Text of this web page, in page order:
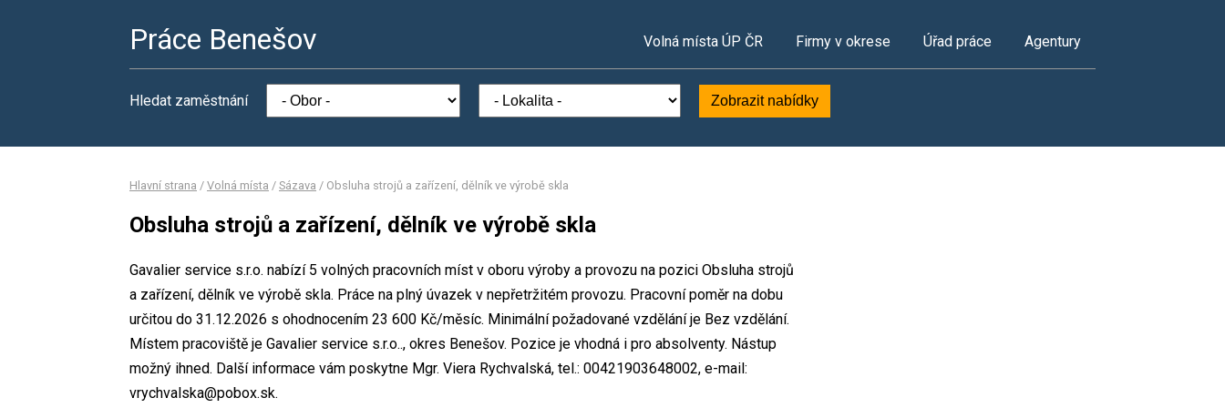
Práce Benešov Volná místa ÚP ČR Firmy v okrese Úřad práce Agentury
Hledat zaměstnání Zobrazit nabídky
Hlavní strana / Volná místa / Sázava / Obsluha strojů a zařízení, dělník ve výrobě skla
Obsluha strojů a zařízení, dělník ve výrobě skla
Gavalier service s.r.o. nabízí 5 volných pracovních míst v oboru výroby a provozu na pozici Obsluha strojů
a zařízení, dělník ve výrobě skla. Práce na plný úvazek v nepřetržitém provozu. Pracovní poměr na dobu
určitou do 31.12.2026 s ohodnocením 23 600 Kč/měsíc. Minimální požadované vzdělání je Bez vzdělání.
Místem pracoviště je Gavalier service s.r.o.., okres Benešov. Pozice je vhodná i pro absolventy. Nástup
možný ihned. Další informace vám poskytne Mgr. Viera Rychvalská, tel.: 00421903648002, e-mail:
vrychvalska@pobox.sk.